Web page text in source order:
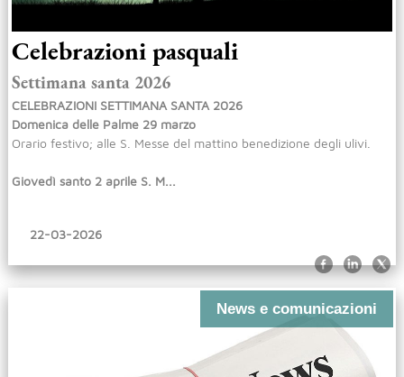
Celebrazioni pasquali
Settimana santa 2026
CELEBRAZIONI SETTIMANA SANTA 2026
Domenica delle Palme 29 marzo
Orario festivo; alle S. Messe del mattino benedizione degli ulivi.
Giovedì santo 2 aprile S. M...
22-03-2026
News e comunicazioni